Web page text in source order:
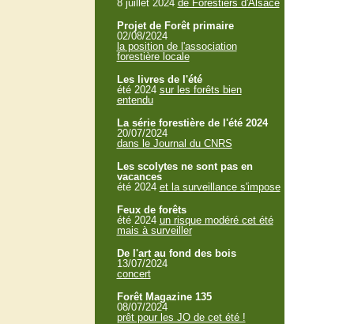
8 juillet 2024 de Forestiers d'Alsace
Projet de Forêt primaire
02/08/2024
la position de l'association
forestière locale
Les livres de l'été
été 2024 sur les forêts bien
entendu
La série forestière de l'été 2024
20/07/2024
dans le Journal du CNRS
Les scolytes ne sont pas en
vacances
été 2024 et la surveillance s'impose
Feux de forêts
été 2024 un risque modéré cet été
mais à surveiller
De l'art au fond des bois
13/07/2024
concert
Forêt Magazine 135
08/07/2024
prêt pour les JO de cet été !